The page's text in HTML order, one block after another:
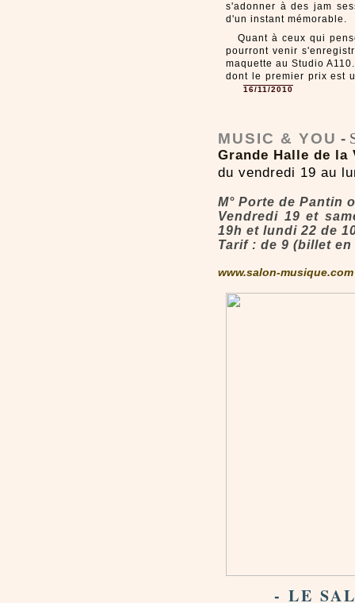
s'adonner à des jam
d'un instant mémorable.
Quant à ceux qui
pourront venir
maquette au Studio
dont le premier prix est
16/11/2010
MUSIC & YOU -
Grande Halle de la
du vendredi 19 au
M° Porte de Pantin
Vendredi 19 et
19h et lundi 22 de
Tarif : de 9 (billet
www.salon-musique.com
- LE